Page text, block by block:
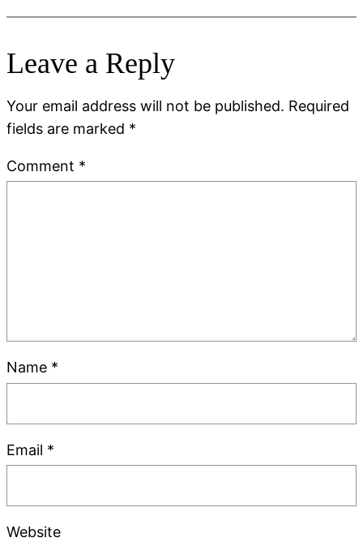
Leave a Reply
Your email address will not be published. Required
fields are marked *
Comment *
Name *
Email *
Website